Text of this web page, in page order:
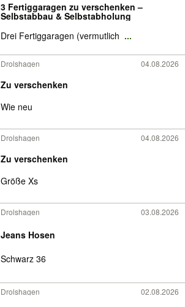
3 Fertiggaragen zu verschenken –
Selbstabbau & Selbstabholung
Drei Fertiggaragen (vermutlich ...
Drolshagen 04.08.2026
Zu verschenken
Wie neu
Drolshagen 04.08.2026
Zu verschenken
Größe Xs
Drolshagen 03.08.2026
Jeans Hosen
Schwarz 36
Drolshagen 02.08.2026